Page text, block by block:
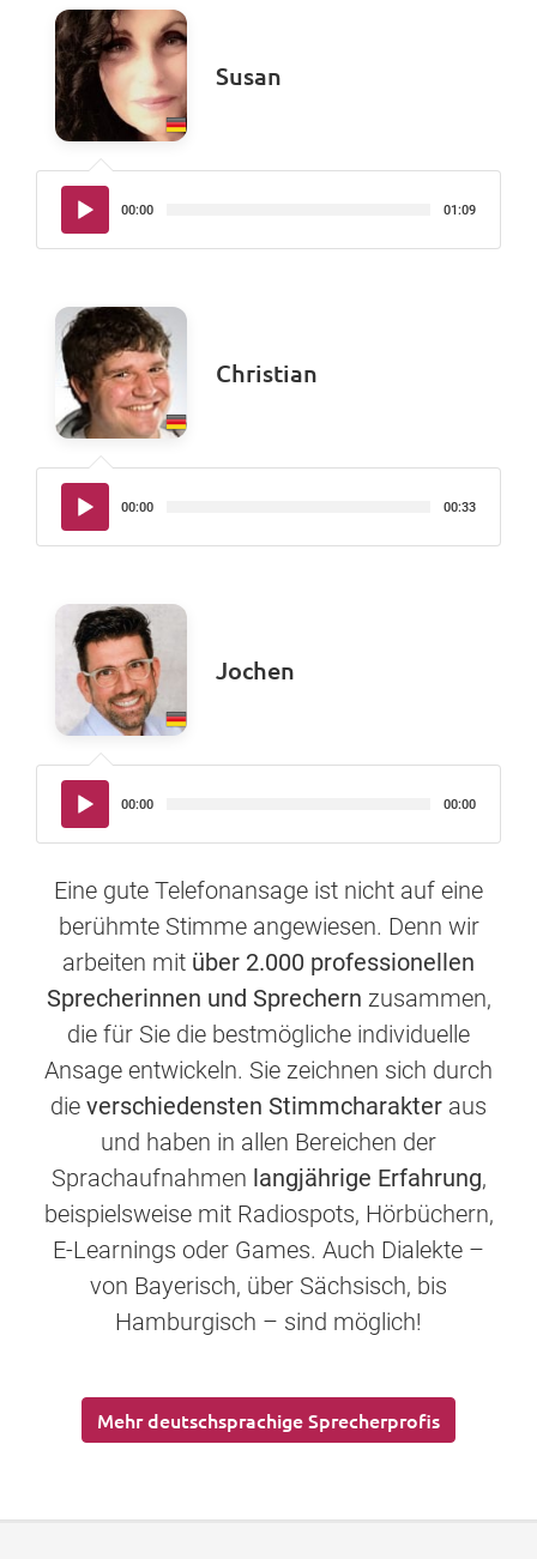
Susan
Audio-
Player
00:00 01:09
Christian
Audio-
Player
00:00 00:33
Jochen
Audio-
Player
00:00 00:00
Eine gute Telefonansage ist nicht auf eine
berühmte Stimme angewiesen. Denn wir
arbeiten mit über 2.000 professionellen
Sprecherinnen und Sprechern zusammen,
die für Sie die bestmögliche individuelle
Ansage entwickeln. Sie zeichnen sich durch
die verschiedensten Stimmcharakter aus
und haben in allen Bereichen der
Sprachaufnahmen langjährige Erfahrung,
beispielsweise mit Radiospots, Hörbüchern,
E-Learnings oder Games. Auch Dialekte –
von Bayerisch, über Sächsisch, bis
Hamburgisch – sind möglich!
Mehr deutschsprachige Sprecherprofis